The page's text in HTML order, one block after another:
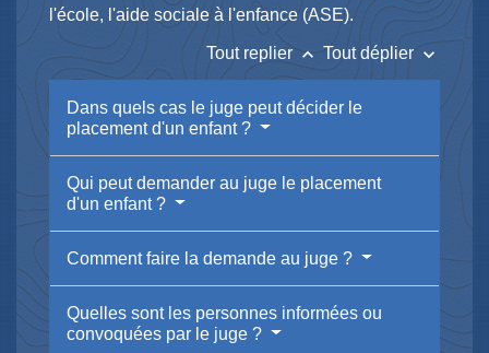
l'école, l'aide sociale à l'enfance (ASE).
Tout replierkeyboard_arrow_up Tout déplier keyboard_arrow_down
Dans quels cas le juge peut décider le
placement d'un enfant ?
Qui peut demander au juge le placement
d'un enfant ?
Comment faire la demande au juge ?
Quelles sont les personnes informées ou
convoquées par le juge ?